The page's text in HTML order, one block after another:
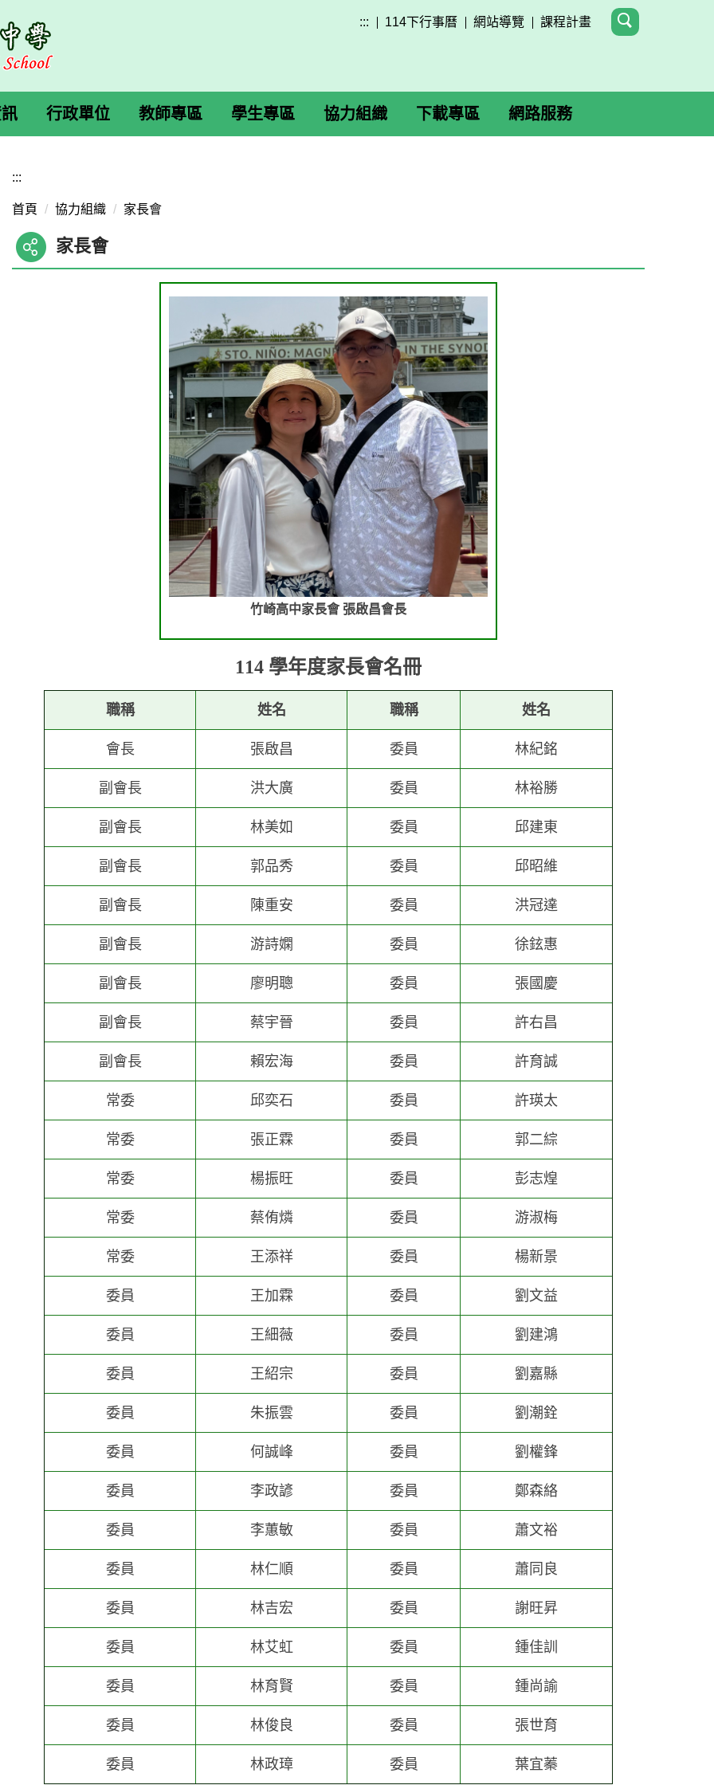
::: 114下行事曆 網站導覽 課程計畫
行政單位 教師專區 學生專區 協力組織 下載專區 網路服務
:::
首頁 協力組織 家長會
家長會
竹崎高中家長會 張啟昌會長
114 學年度家長會名冊
職稱 姓名 職稱 姓名
會長 張啟昌 委員 林紀銘
副會長 洪大廣 委員 林裕勝
副會長 林美如 委員 邱建東
副會長 郭品秀 委員 邱昭維
副會長 陳重安 委員 洪冠達
副會長 游詩嫻 委員 徐鉉惠
副會長 廖明聰 委員 張國慶
副會長 蔡宇晉 委員 許右昌
副會長 賴宏海 委員 許育誠
常委 邱奕石 委員 許瑛太
常委 張正霖 委員 郭二綜
常委 楊振旺 委員 彭志煌
常委 蔡侑燐 委員 游淑梅
常委 王添祥 委員 楊新景
委員 王加霖 委員 劉文益
委員 王細薇 委員 劉建鴻
委員 王紹宗 委員 劉嘉縣
委員 朱振雲 委員 劉潮銓
委員 何誠峰 委員 劉權鋒
委員 李政諺 委員 鄭森絡
委員 李蕙敏 委員 蕭文裕
委員 林仁順 委員 蕭同良
委員 林吉宏 委員 謝旺昇
委員 林艾虹 委員 鍾佳訓
委員 林育賢 委員 鍾尚諭
委員 林俊良 委員 張世育
委員 林政璋 委員 葉宜蓁